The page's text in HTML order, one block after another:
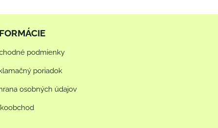
podmienky
poriadok
osobných údajov